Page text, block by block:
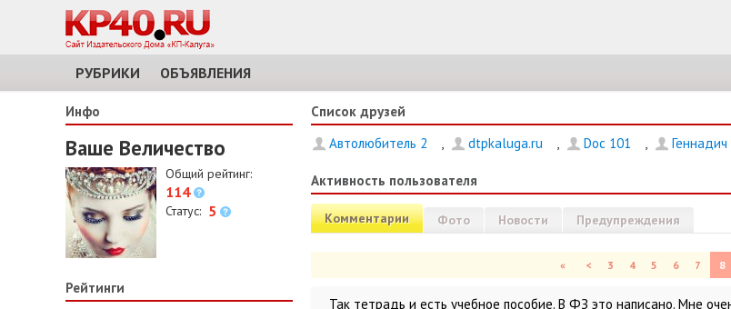
РУБРИКИ ОБЪЯВЛЕНИЯ
Инфо
Ваше Величество
Общий рейтинг:
114
Статус: 5
Рейтинги
Список друзей
Автолюбитель 2
, dtpkaluga.ru , Doc 101 , Геннадич
Активность пользователя
Комментарии Фото Новости Предупреждения
« < 3 4 5 6 7 8
Так тетрадь и есть учебное пособие. В ФЗ это написано. Мне